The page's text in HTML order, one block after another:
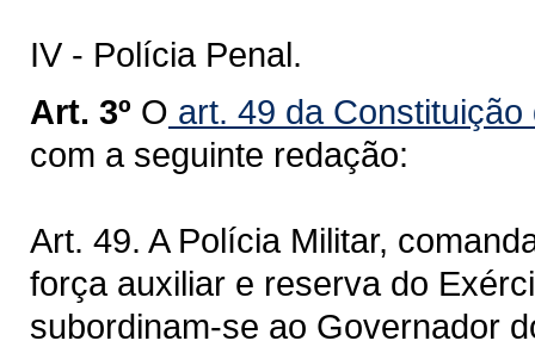
IV - Polícia Penal.
Art. 3º O art. 49 da
com a seguinte redação:
Art. 49. A Polícia Militar,
força auxiliar e reserva do
subordinam-se ao Governador